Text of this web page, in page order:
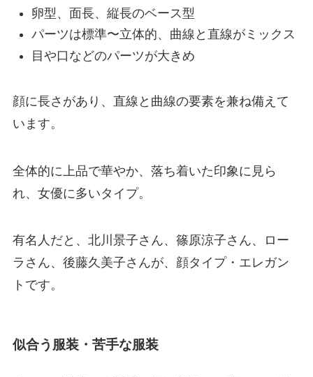
卵型、面長、縦長のベース型
パーツは標準〜立体的、曲線と直線がミックス
目や口などのパーツが大きめ
顔に長さがあり、直線と曲線の要素を兼ね備えて
います。
全体的に上品で華やか、落ち着いた印象に見ら
れ、女優に多いタイプ。
有名人だと、北川景子さん、篠原涼子さん、ロー
ラさん、後藤久美子さんが、顔タイプ・エレガン
トです。
似合う服装・苦手な服装